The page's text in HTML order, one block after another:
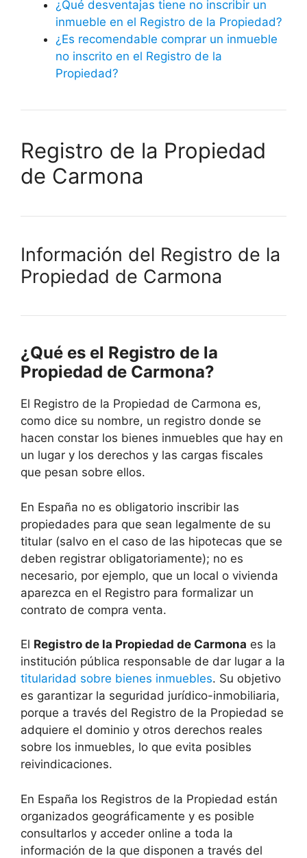
¿Qué desventajas tiene no inscribir un
inmueble en el Registro de la Propiedad?
¿Es recomendable comprar un inmueble
no inscrito en el Registro de la
Propiedad?
Registro de la Propiedad
de Carmona
Información del Registro de la
Propiedad de Carmona
¿Qué es el Registro de la
Propiedad de Carmona?
El Registro de la Propiedad de Carmona es,
como dice su nombre, un registro donde se
hacen constar los bienes inmuebles que hay en
un lugar y los derechos y las cargas fiscales
que pesan sobre ellos.
En España no es obligatorio inscribir las
propiedades para que sean legalmente de su
titular (salvo en el caso de las hipotecas que se
deben registrar obligatoriamente); no es
necesario, por ejemplo, que un local o vivienda
aparezca en el Registro para formalizar un
contrato de compra venta.
El Registro de la Propiedad de Carmona es la
institución pública responsable de dar lugar a la
titularidad sobre bienes inmuebles. Su objetivo
es garantizar la seguridad jurídico-inmobiliaria,
porque a través del Registro de la Propiedad se
adquiere el dominio y otros derechos reales
sobre los inmuebles, lo que evita posibles
reivindicaciones.
En España los Registros de la Propiedad están
organizados geográficamente y es posible
consultarlos y acceder online a toda la
información de la que disponen a través del